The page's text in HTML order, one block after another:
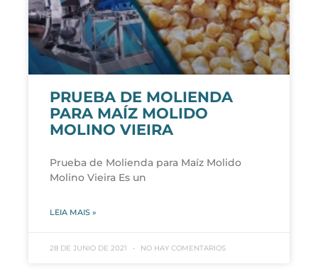
PRUEBA DE MOLIENDA
PARA MAÍZ MOLIDO
MOLINO VIEIRA
Prueba de Molienda para Maíz Molido
Molino Vieira Es un
LEIA MAIS »
28 DE JUNIO DE 2021 NO HAY COMENTARIOS